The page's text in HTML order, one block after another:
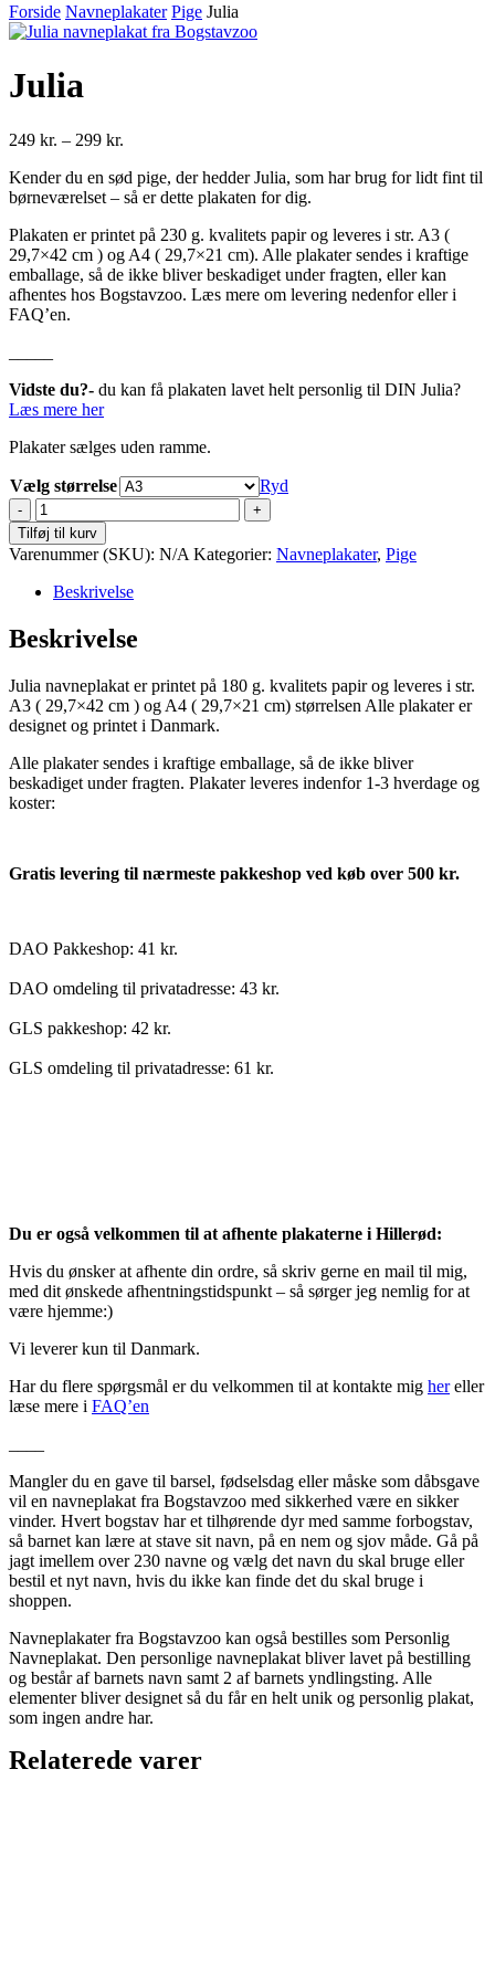
Forside Navneplakater Pige Julia
Julia
249 kr. – 299 kr.
til
299 kr.
Kender du en sød pige, der hedder Julia, som har brug for lidt fint til
børneværelset – så er dette plakaten for dig.
Plakaten er printet på 230 g. kvalitets papir og leveres i str. A3 (
29,7×42 cm ) og A4 ( 29,7×21 cm). Alle plakater sendes i kraftige
emballage, så de ikke bliver beskadiget under fragten, eller kan
afhentes hos Bogstavzoo. Læs mere om levering nedenfor eller i
FAQ’en.
Vidste du?- du kan få plakaten lavet helt personlig til DIN Julia?
Læs mere her
Plakater sælges uden ramme.
Vælg størrelse
Ryd
Julia
antal
Tilføj til kurv
Varenummer (SKU): N/A Kategorier: Navneplakater, Pige
Beskrivelse
Beskrivelse
Julia navneplakat er printet på 180 g. kvalitets papir og leveres i str.
A3 ( 29,7×42 cm ) og A4 ( 29,7×21 cm) størrelsen Alle plakater er
designet og printet i Danmark.
Alle plakater sendes i kraftige emballage, så de ikke bliver
beskadiget under fragten. Plakater leveres indenfor 1-3 hverdage og
koster:
Gratis levering til nærmeste pakkeshop ved køb over 500 kr.
DAO Pakkeshop: 41 kr.
DAO omdeling til privatadresse: 43 kr.
GLS pakkeshop: 42 kr.
GLS omdeling til privatadresse: 61 kr.
Du er også velkommen til at afhente plakaterne i Hillerød:
Hvis du ønsker at afhente din ordre, så skriv gerne en mail til mig,
med dit ønskede afhentningstidspunkt – så sørger jeg nemlig for at
være hjemme:)
Vi leverer kun til Danmark.
Har du flere spørgsmål er du velkommen til at kontakte mig hereller
læse mere i FAQ’en
Mangler du en gave til barsel, fødselsdag eller måske som dåbsgave
vil en navneplakat fra Bogstavzoo med sikkerhed være en sikker
vinder. Hvert bogstav har et tilhørende dyr med samme forbogstav,
så barnet kan lære at stave sit navn, på en nem og sjov måde. Gå på
jagt imellem over 230 navne og vælg det navn du skal bruge eller
bestil et nyt navn, hvis du ikke kan finde det du skal bruge i
shoppen.
Navneplakater fra Bogstavzoo kan også bestilles som Personlig
Navneplakat. Den personlige navneplakat bliver lavet på bestilling
og består af barnets navn samt 2 af barnets yndlingsting. Alle
elementer bliver designet så du får en helt unik og personlig plakat,
som ingen andre har.
Relaterede varer